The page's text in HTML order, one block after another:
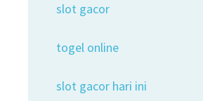
slot gacor
togel online
slot gacor hari ini